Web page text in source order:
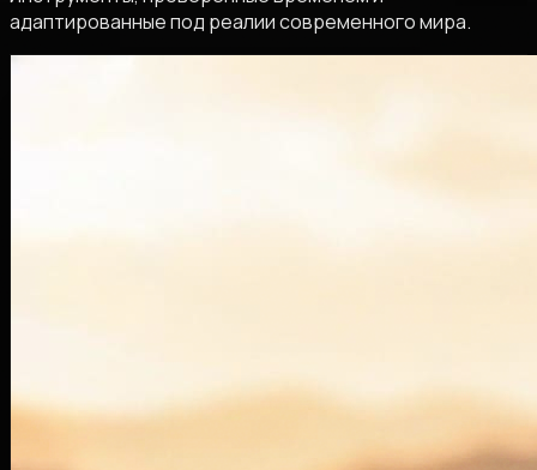
адаптированные под реалии современного мира.